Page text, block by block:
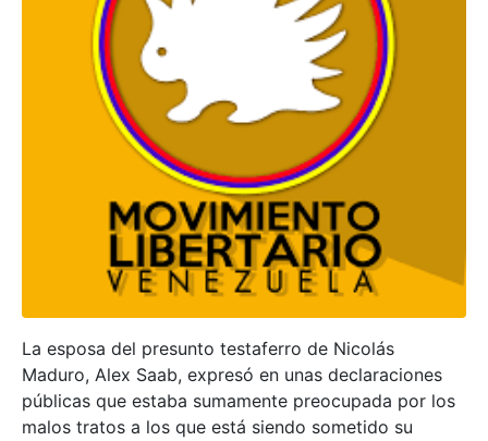
La esposa del presunto testaferro de Nicolás
Maduro, Alex Saab, expresó en unas declaraciones
públicas que estaba sumamente preocupada por los
malos tratos a los que está siendo sometido su